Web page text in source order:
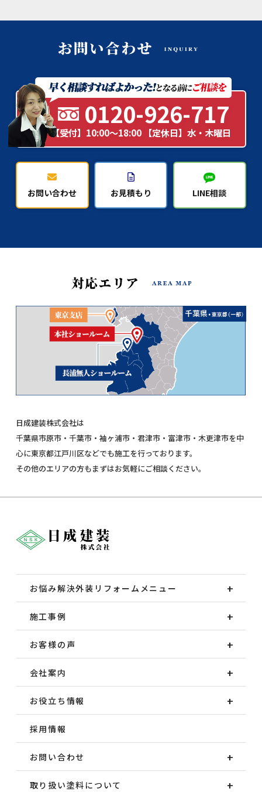
0120-926-717
【受付】10:00～18:00 【定休日】水・木曜日
お問い合わせ お見積もり LINE相談
日成建装株式会社は
千葉県市原市・千葉市・袖ヶ浦市・君津市・富津市・木更津市を中
心に東京都江戸川区などでも施工を行っております。
その他のエリアの方もまずはお気軽にご相談ください。
お悩み解決外装 リフォームメニュー
施工事例
お客様の声
会社案内
お役立ち情報
採用情報
お問い合わせ
取り扱い塗料について